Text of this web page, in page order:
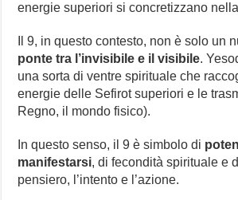
energie superiori si concretizzano
Il 9, in questo contesto, non è solo un
ponte tra l’invisibile e il visibile.
una sorta di ventre spirituale che
energie delle Sefirot superiori e le
Regno, il mondo fisico).
In questo senso, il 9 è simbolo di
manifestarsi, di fecondità spirituale e
pensiero, l’intento e l’azione.